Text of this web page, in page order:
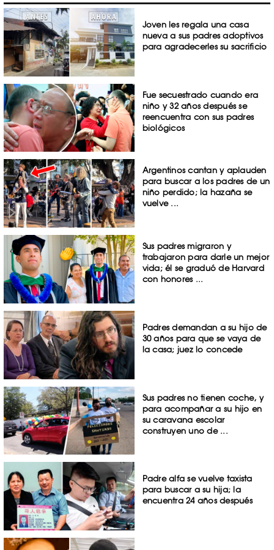
Joven les regala una casa
nueva a sus padres adoptivos
para agradecerles su sacrificio
Fue secuestrado cuando era
niño y 32 años después se
reencuentra con sus padres
biológicos
Argentinos cantan y aplauden
para buscar a los padres de un
niño perdido; la hazaña se
vuelve ...
Sus padres migraron y
trabajaron para darle un mejor
vida; él se graduó de Harvard
con honores ...
Padres demandan a su hijo de
30 años para que se vaya de
la casa; juez lo concede
Sus padres no tienen coche, y
para acompañar a su hijo en
su caravana escolar
construyen uno de ...
Padre alfa se vuelve taxista
para buscar a su hija; la
encuentra 24 años después